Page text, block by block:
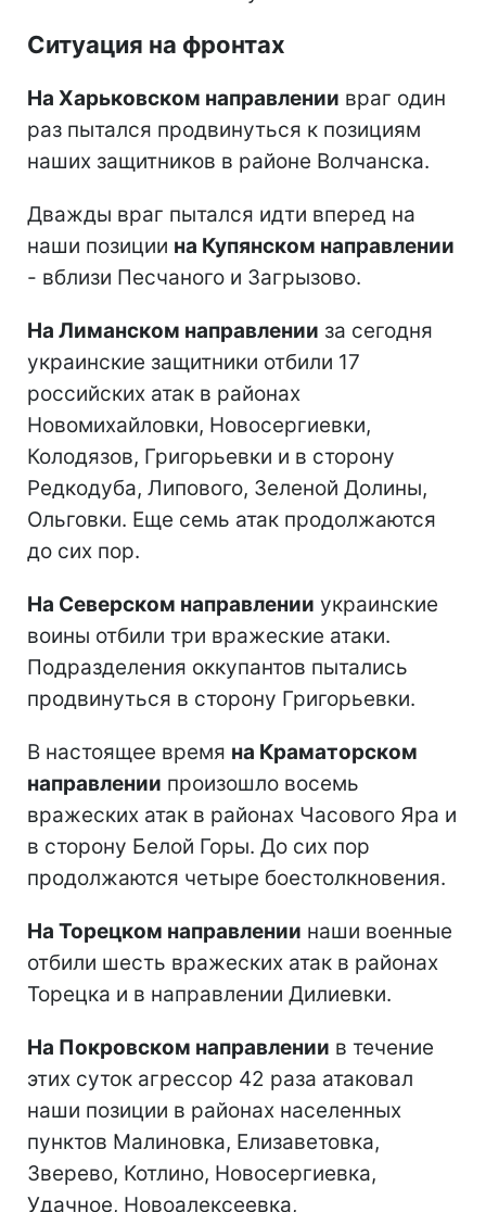
Ситуация на фронтах
На Харьковском направлении враг один
раз пытался продвинуться к позициям
наших защитников в районе Волчанска.
Дважды враг пытался идти вперед на
наши позиции на Купянском направлении
- вблизи Песчаного и Загрызово.
На Лиманском направлении за сегодня
украинские защитники отбили 17
российских атак в районах
Новомихайловки, Новосергиевки,
Колодязов, Григорьевки и в сторону
Редкодуба, Липового, Зеленой Долины,
Ольговки. Еще семь атак продолжаются
до сих пор.
На Северском направлении украинские
воины отбили три вражеские атаки.
Подразделения оккупантов пытались
продвинуться в сторону Григорьевки.
В настоящее время на Краматорском
направлении произошло восемь
вражеских атак в районах Часового Яра и
в сторону Белой Горы. До сих пор
продолжаются четыре боестолкновения.
На Торецком направлении наши военные
отбили шесть вражеских атак в районах
Торецка и в направлении Дилиевки.
На Покровском направлении в течение
этих суток агрессор 42 раза атаковал
наши позиции в районах населенных
пунктов Малиновка, Елизаветовка,
Зверево, Котлино, Новосергиевка,
Удачное, Новоалексеевка,